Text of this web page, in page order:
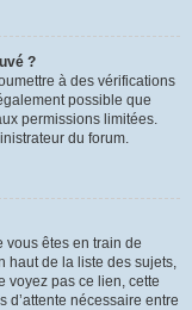
?
à des vérifications
possible que
permissions limitées.
du forum.
vous êtes en train de
haut de la liste des sujets,
voyez pas ce lien, cette
d’attente nécessaire entre